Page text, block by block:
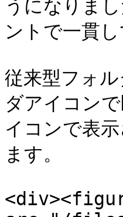
うになりま
ントで一貫
従来型フォ
ダアイコン
イコンで表
ます。